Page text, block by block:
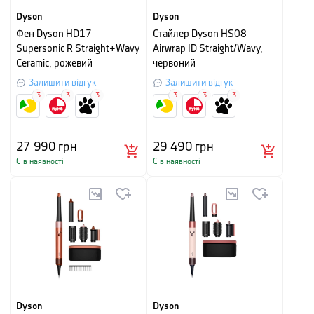
Dyson
Фен Dyson HD17
Supersonic R Straight+Wavy
Ceramic, рожевий
Залишити відгук
27 990грн
Є в наявності
3 3 3
Dyson
Стайлер Dyson HS08
Airwrap ID Straight/Wavy,
червоний
Залишити відгук
29 490грн
Є в наявності
3 3 3
Dyson Dyson